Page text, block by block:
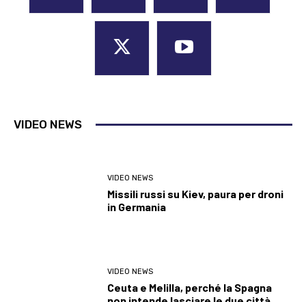
VIDEO NEWS
VIDEO NEWS
Missili russi su Kiev, paura per droni
in Germania
VIDEO NEWS
Ceuta e Melilla, perché la Spagna